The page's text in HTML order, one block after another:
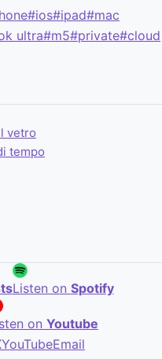
#ios#ipad#mac
ultra#m5#private#cloud
vetro
tempo
Listen on Spotify
on Youtube
YouTubeEmail